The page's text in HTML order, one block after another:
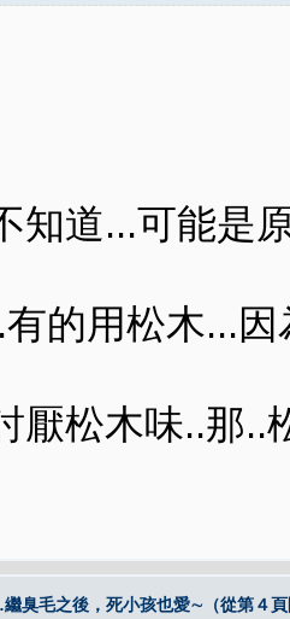
知道...可能是
的用松木...
厭松木味..那..
臭毛之後，死小孩也愛∼（從第４